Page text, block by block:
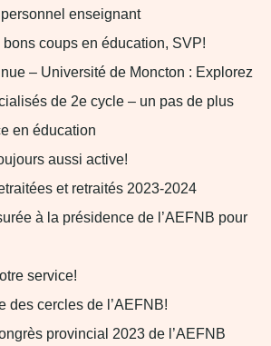
enseignant
bons coups en éducation, SVP!
– Université de Moncton : Explorez
de 2e cycle – un pas de plus
en éducation
aussi active!
et retraités 2023-2024
à la présidence de l’AEFNB pour
service!
des cercles de l’AEFNB!
provincial 2023 de l’AEFNB